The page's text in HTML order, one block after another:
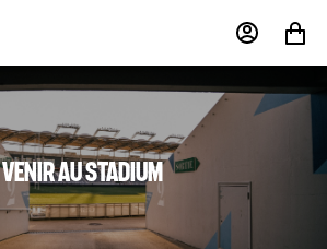
MON
MON
VENIR AU STADIUM